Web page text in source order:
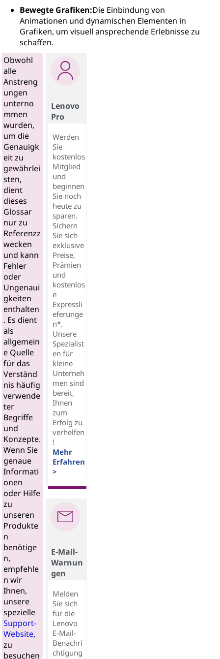
Bewegte Grafiken:Die Einbindung von
Animationen und dynamischen Elementen in
Grafiken, um visuell ansprechende Erlebnisse zu
schaffen.
Obwohl
alle
Anstreng
ungen
unterno
mmen
wurden,
um die
Genauigk
eit zu
gewährlei
sten,
dient
dieses
Glossar
nur zu
Referenzz
wecken
und kann
Fehler
oder
Ungenaui
gkeiten
enthalten
. Es dient
als
allgemein
e Quelle
für das
Verständ
nis häufig
verwende
ter
Begriffe
und
Konzepte.
Wenn Sie
genaue
Informati
onen
oder Hilfe
zu
unseren
Produkte
n
benötige
n,
empfehle
n wir
Ihnen,
unsere
spezielle
Support-
Website,
zu
besuchen
Lenovo
Pro
Werden
Sie
kostenlos
Mitglied
und
beginnen
Sie noch
heute zu
sparen.
Sichern
Sie sich
exklusive
Preise,
Prämien
und
kostenlos
e
Expressli
eferunge
n*.
Unsere
Spezialist
en für
kleine
Unterneh
men sind
bereit,
Ihnen
zum
Erfolg zu
verhelfen
!
Mehr
Erfahren
>
E-Mail-
Warnun
gen
Melden
Sie sich
für die
Lenovo
E-Mail-
Benachri
chtigung